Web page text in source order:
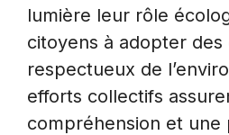
lumière leur rôle
citoyens à adopter
respectueux de
efforts collectifs
compréhension et une